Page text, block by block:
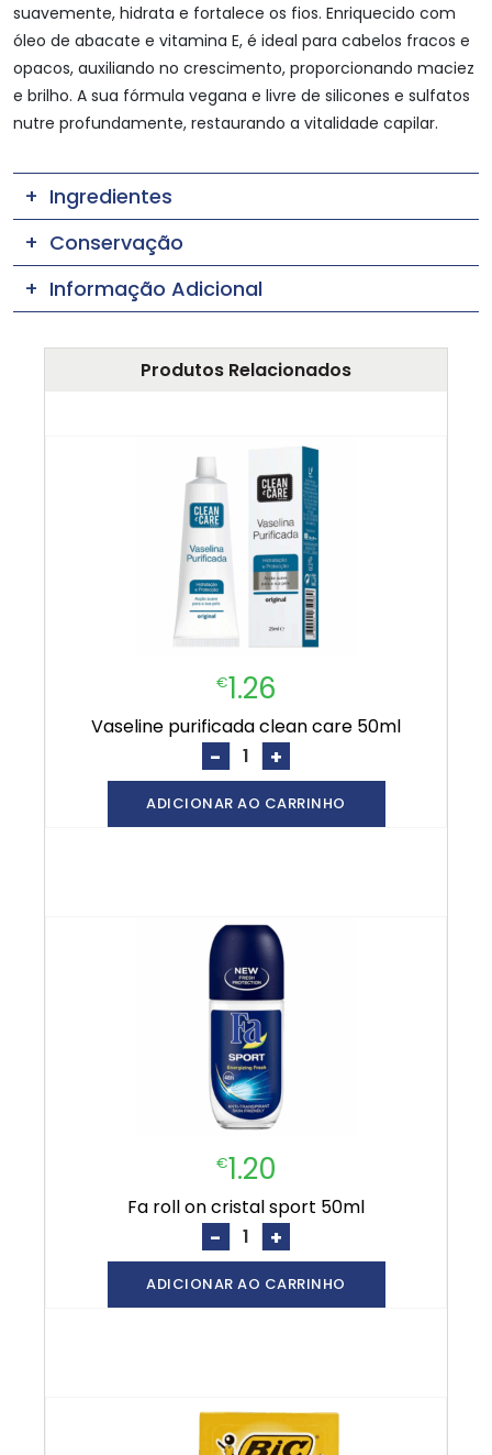
suavemente, hidrata e fortalece os fios. Enriquecido com
óleo de abacate e vitamina E, é ideal para cabelos fracos e
opacos, auxiliando no crescimento, proporcionando maciez
e brilho. A sua fórmula vegana e livre de silicones e sulfatos
nutre profundamente, restaurando a vitalidade capilar.
Ingredientes
Conservação
Informação Adicional
Produtos Relacionados
€1.26
vaseline purificada clean care 50ml
- +
ADICIONAR AO CARRINHO
€1.20
fa roll on cristal sport 50ml
- +
ADICIONAR AO CARRINHO